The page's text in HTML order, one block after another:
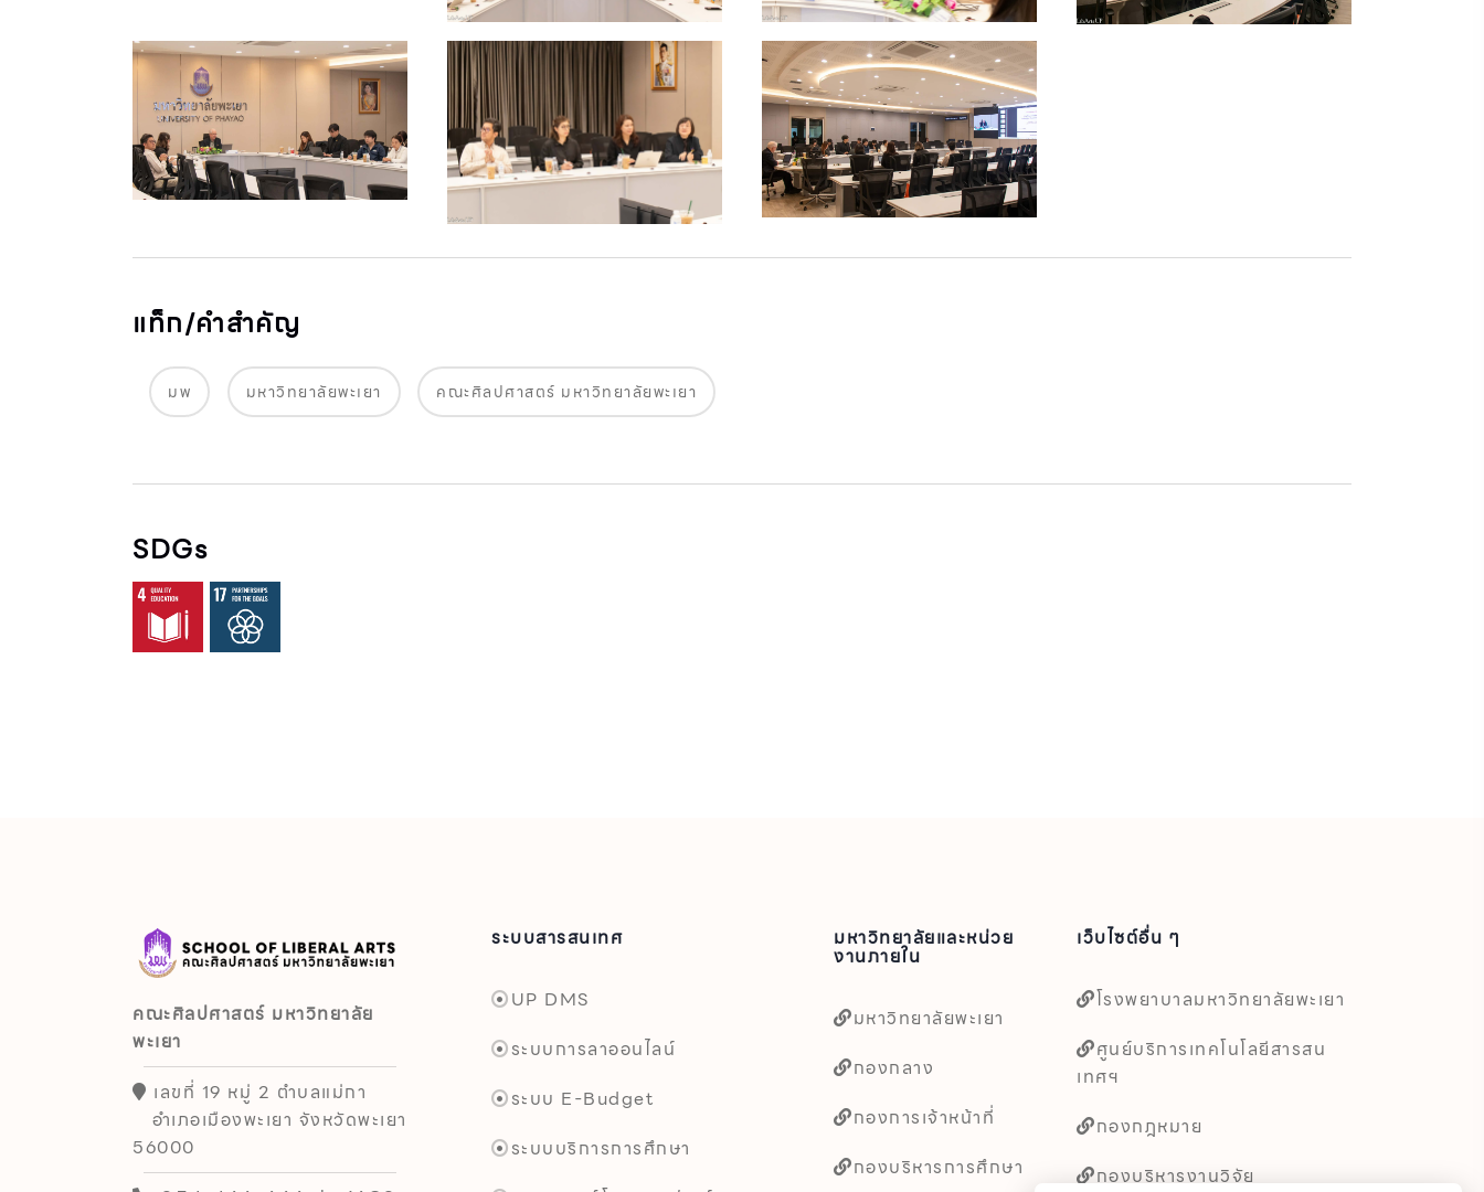
แท็ก/คำสำคัญ
มพ มหาวิทยาลัยพะเยา คณะศิลปศาสตร์ มหาวิทยาลัยพะเยา
SDGs
คณะศิลปศาสตร์ มหาวิทยาลัย
พะเยา
เลขที่ 19 หมู่ 2 ตำบลแม่กา
อำเภอเมืองพะเยา จังหวัดพะเยา
56000
ระบบสารสนเทศ
UP DMS
ระบบการลาออนไลน์
ระบบ E-Budget
ระบบบริการการศึกษา
มหาวิทยาลัยและหน่วย
งานภายใน
มหาวิทยาลัยพะเยา
กองกลาง
กองการเจ้าหน้าที่
กองบริหารการศึกษา
เว็บไซต์อื่น ๆ
โรงพยาบาลมหาวิทยาลัยพะเยา
ศูนย์บริการเทคโนโลยีสารสน
เทศฯ
กองกฎหมาย
กองบริหารงานวิจัย